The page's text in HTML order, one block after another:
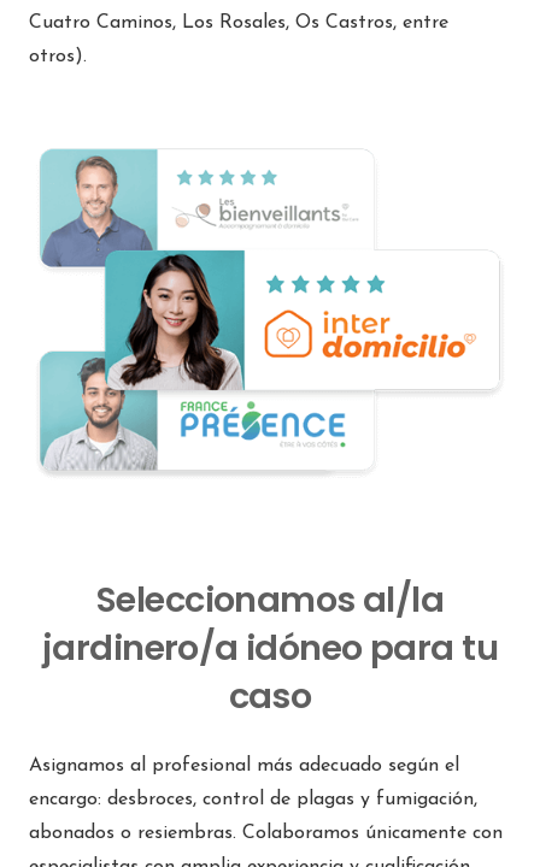
Cuatro Caminos, Los Rosales, Os Castros, entre
otros).
Seleccionamos al/la
jardinero/a idóneo para tu
caso
Asignamos al profesional más adecuado según el
encargo: desbroces, control de plagas y fumigación,
abonados o resiembras. Colaboramos únicamente con